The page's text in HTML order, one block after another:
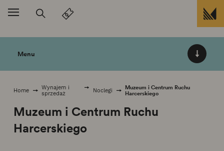
Przejdź do treści
Menu
Home
Wynajem i
sprzedaż
Noclegi Muzeum i Centrum Ruchu
Harcerskiego
Muzeum i Centrum Ruchu
Harcerskiego